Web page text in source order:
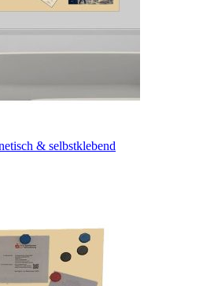
& selbstklebend